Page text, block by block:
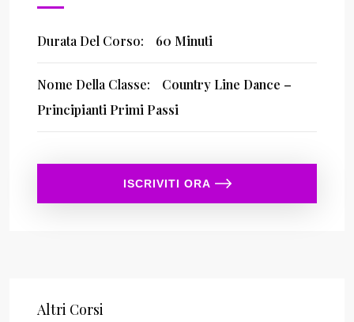
Durata Del Corso: 60 Minuti
Nome Della Classe:
Country Line Dance –
Principianti Primi Passi
ISCRIVITI ORA
Altri Corsi